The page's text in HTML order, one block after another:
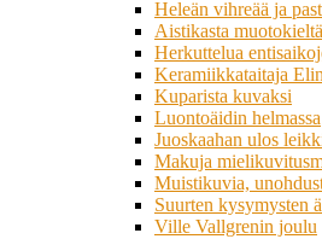
Heleän vihreää ja
Aistikasta muotokieltä
Herkuttelua
Keramiikkataitaja
Kuparista kuvaksi
Luontoäidin helmassa
Juoskaahan ulos
Makuja
Muistikuvia,
Suurten kysymysten
Ville Vallgrenin joulu